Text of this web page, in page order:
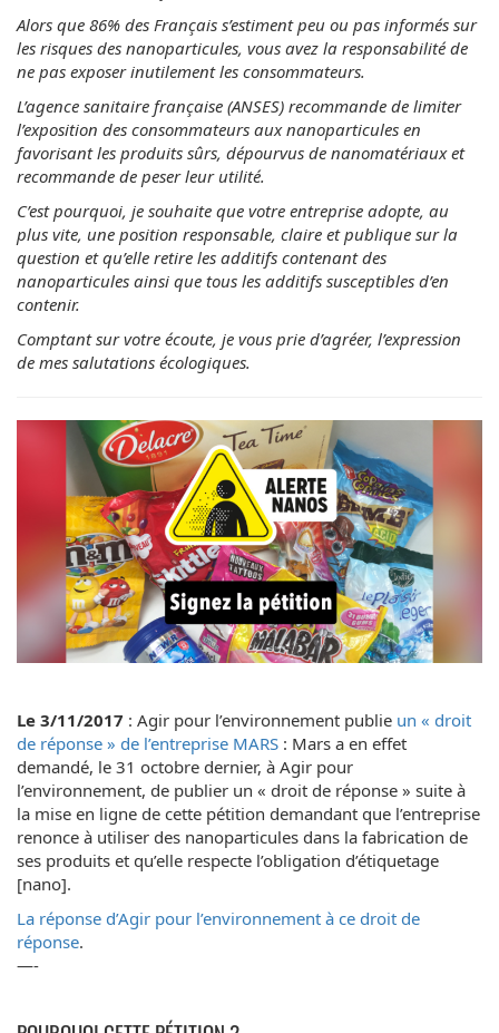
Alors que 86% des Français s’estiment peu ou pas informés sur
les risques des nanoparticules, vous avez la responsabilité de
ne pas exposer inutilement les consommateurs.
L’agence sanitaire française (ANSES) recommande de limiter
l’exposition des consommateurs aux nanoparticules en
favorisant les produits sûrs, dépourvus de nanomatériaux et
recommande de peser leur utilité.
C’est pourquoi, je souhaite que votre entreprise adopte, au
plus vite, une position responsable, claire et publique sur la
question et qu’elle retire les additifs contenant des
nanoparticules ainsi que tous les additifs susceptibles d’en
contenir.
Comptant sur votre écoute, je vous prie d’agréer, l’expression
de mes salutations écologiques.
Le 3/11/2017 : Agir pour l’environnement publie un « droit
de réponse » de l’entreprise MARS : Mars a en effet
demandé, le 31 octobre dernier, à Agir pour
l’environnement, de publier un « droit de réponse » suite à
la mise en ligne de cette pétition demandant que l’entreprise
renonce à utiliser des nanoparticules dans la fabrication de
ses produits et qu’elle respecte l’obligation d’étiquetage
[nano].
La réponse d’Agir pour l’environnement à ce droit de
réponse.
—-